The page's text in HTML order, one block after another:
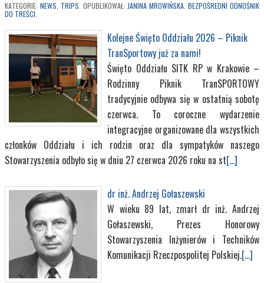
KATEGORIE: NEWS TRIPS . OPUBLIKOWAŁ: JANINA MROWIŃSKA .BEZPOŚREDNI ODNOŚNIK
DO TREŚCI
Kolejne Święto Oddziału 2026 – Piknik
TranSportowy już za nami!
Święto Oddziału SITK RP w Krakowie –
Rodzinny Piknik TranSPORTOWY
tradycyjnie odbywa się w ostatnią sobotę
czerwca. To coroczne wydarzenie
integracyjne organizowane dla wszystkich
członków Oddziału i ich rodzin oraz dla sympatyków naszego
Stowarzyszenia odbyło się w dniu 27 czerwca 2026 roku na st[...]
dr inż. Andrzej Gołaszewski
W wieku 89 lat, zmarł dr inż. Andrzej
Gołaszewski, Prezes Honorowy
Stowarzyszenia Inżynierów i Techników
Komunikacji Rzeczpospolitej Polskiej.[...]